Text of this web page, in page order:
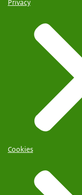
Privacy
Cookies